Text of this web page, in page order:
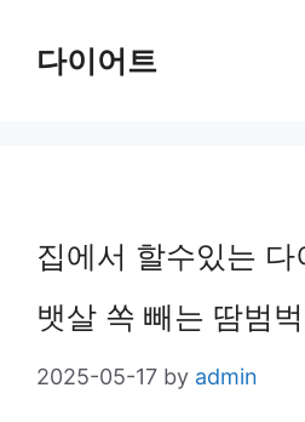
다이어트
집에서 할수있는 다
뱃살 쏙 빼는 땀범
2025-05-17 by admin